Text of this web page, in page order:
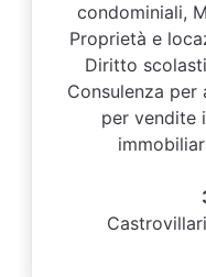
condominiali,
Proprietà e
Diritto
Consulenza per
per vendite